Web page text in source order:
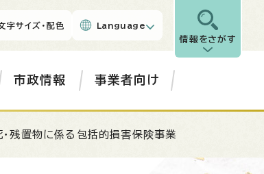
字サイズ・配色 Language
情報をさがす
市政情報 事業者向け
残置物に係る包括的損害保険事業